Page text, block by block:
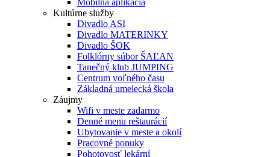
Mobilná aplikácia
Kultúrne služby
Divadlo ASI
Divadlo MATERINKY
Divadlo ŠOK
Folklórny súbor ŠAĽAN
Tanečný klub JUMPING
Centrum voľného času
Základná umelecká škola
Záujmy
Wifi v meste zadarmo
Denné menu reštaurácií
Ubytovanie v meste a okolí
Pracovné ponuky
Pohotovosť lekární